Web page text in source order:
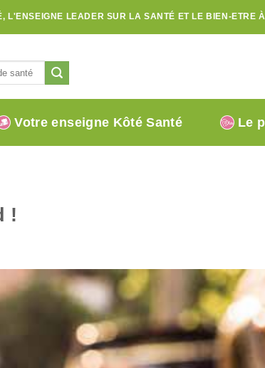
L'ENSEIGNE LEADER SUR LA SANTÉ ET LE BIEN-ETRE
Votre enseigne Kôté Santé Le
!